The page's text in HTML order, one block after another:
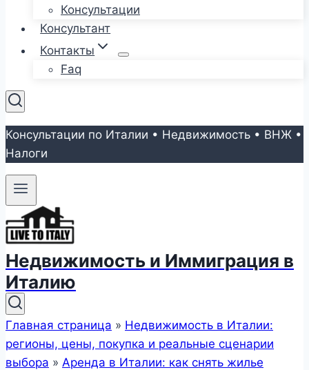
Консультации
Консультант
Контакты
Faq
Консультации по Италии • Недвижимость • ВНЖ •
Налоги
Недвижимость и Иммиграция в
Италию
Главная страница » Недвижимость в Италии:
регионы, цены, покупка и реальные сценарии
выбора » Аренда в Италии: как снять жилье